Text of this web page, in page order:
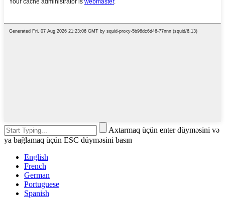
Axtarmaq üçün enter düyməsini və
ya bağlamaq üçün ESC düyməsini basın
English
French
German
Portuguese
Spanish